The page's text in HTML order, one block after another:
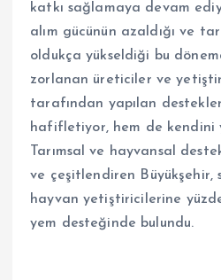
katkı sağlamaya devam
alım gücünün azaldığı ve
oldukça yükseldiği bu
zorlanan üreticiler ve
tarafından yapılan
hafifletiyor, hem de kendini
Tarımsal ve hayvansal
ve çeşitlendiren Büyükşehir,
hayvan yetiştiricilerine
yem desteğinde bulundu.